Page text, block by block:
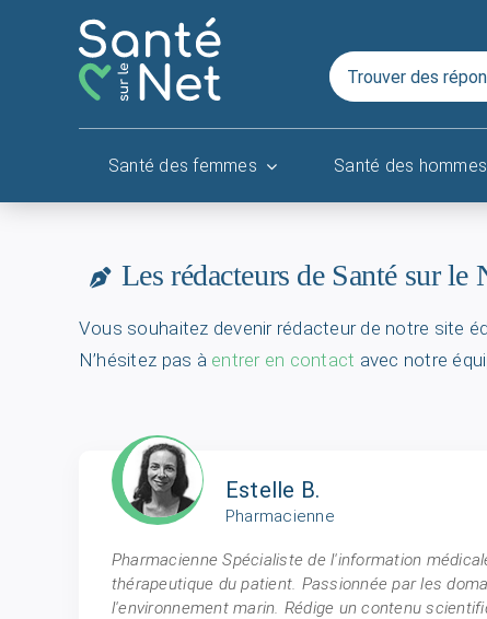
Rechercher:
Santé des femmes Santé des hommes
Les rédacteurs de Santé sur le
Vous souhaitez devenir rédacteur de notre site
N’hésitez pas à entrer en contact avec notre
Estelle B.
Pharmacienne
Pharmacienne Spécialiste de l'information
thérapeutique du patient. Passionnée par les
l'environnement marin. Rédige un contenu